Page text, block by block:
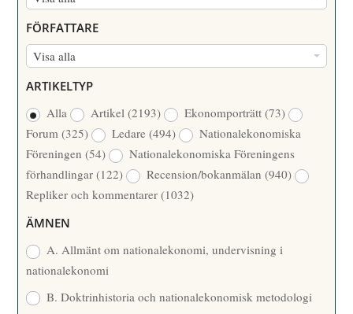
M
M
/
Å
R
FÖRFATTARE
Visa alla
R
F
A
T
T
A
R
ARTIKELTYP
Alla
Artikel(2193) Ekonomporträtt(73)
Forum(325) Ledare(494)
Nationalekonomiska
Föreningen(54)
Nationalekonomiska Föreningens
förhandlingar(122) Recension/bokanmälan(940)
Repliker och kommentarer(1032)
ÄMNEN
A. Allmänt om nationalekonomi, undervisning i
nationalekonomi
B. Doktrinhistoria och nationalekonomisk metodologi